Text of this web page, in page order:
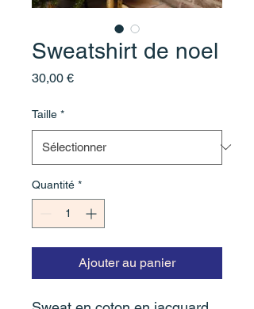
Sweatshirt de noel
30,00 €Prix
Taille *
Quantité *
Ajouter au panier